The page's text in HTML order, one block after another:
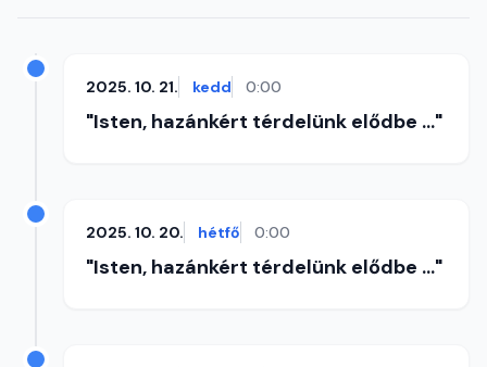
2025. 10. 21. kedd 0:00
"Isten, hazánkért térdelünk elődbe ..."
2025. 10. 20. hétfő 0:00
"Isten, hazánkért térdelünk elődbe ..."